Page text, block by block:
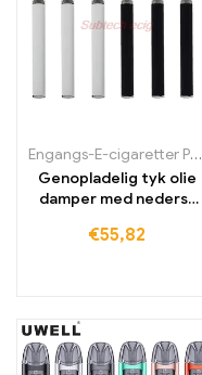
Engangs-E-cigaretter Polen
Genopladelig tyk olie
damper med nederst
ladeforbindelse
€55,82